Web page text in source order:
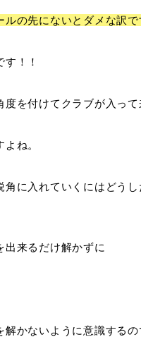
ルの先にないとダメな訳で
！！
度を付けてクラブが入っ
ね。
角に入れていくにはどう
出来るだけ解かずに
解かないように意識するの